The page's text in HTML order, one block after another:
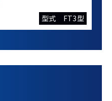
型式 FT3型